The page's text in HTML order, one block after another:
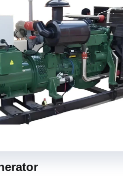
Naturgasgeneratorset